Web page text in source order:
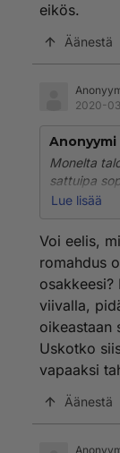
eikös.
Äänestä
2020-
Anonyymi
Monelta
sattuipa
uskoa
viivalla.
Lue lisää
Voi eelis,
romahdus
osakkeesi?
viivalla,
oikeastaan
Uskotko
vapaaksi
Äänestä